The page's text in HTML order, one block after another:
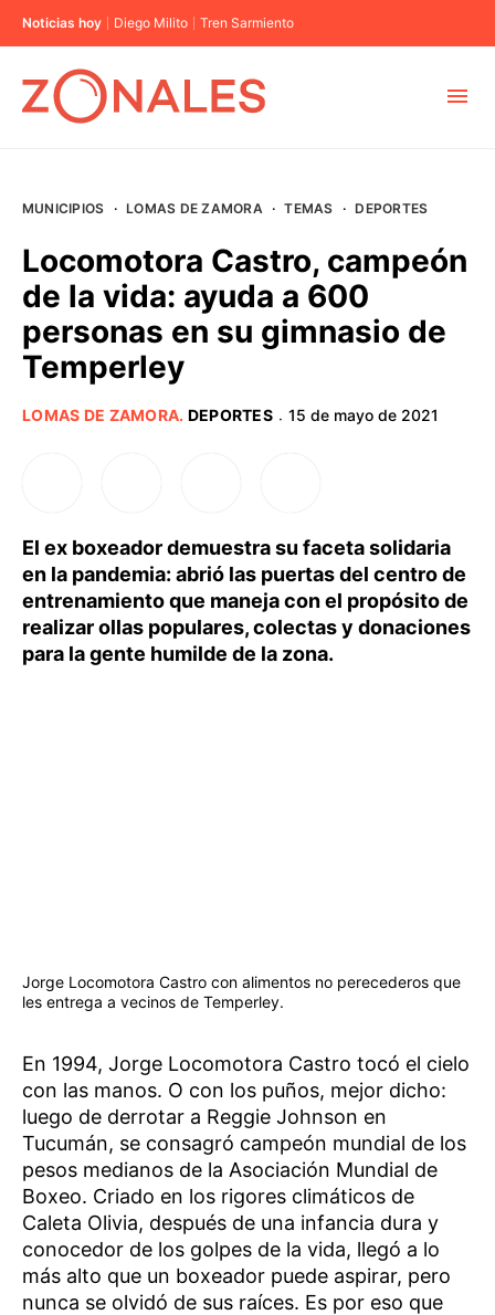
Noticias hoy Diego Milito Tren Sarmiento
BUENOS AIRES
PROVINCIAS
MUNICIPIOS · LOMAS DE ZAMORA · TEMAS · DEPORTES
Locomotora Castro, campeón
de la vida: ayuda a 600
personas en su gimnasio de
Temperley
LOMAS DE ZAMORA. DEPORTES · 15 de mayo de 2021
El ex boxeador demuestra su faceta solidaria
en la pandemia: abrió las puertas del centro de
entrenamiento que maneja con el propósito de
realizar ollas populares, colectas y donaciones
para la gente humilde de la zona.
Jorge Locomotora Castro con alimentos no perecederos que
les entrega a vecinos de Temperley.
En 1994, Jorge Locomotora Castro tocó el cielo
con las manos. O con los puños, mejor dicho:
luego de derrotar a Reggie Johnson en
Tucumán, se consagró campeón mundial de los
pesos medianos de la Asociación Mundial de
Boxeo. Criado en los rigores climáticos de
Caleta Olivia, después de una infancia dura y
conocedor de los golpes de la vida, llegó a lo
más alto que un boxeador puede aspirar, pero
nunca se olvidó de sus raíces. Es por eso que